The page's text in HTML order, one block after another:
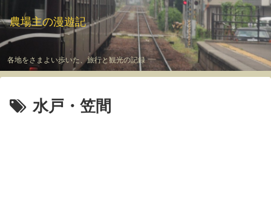
農場主の漫遊記
各地をさまよい歩いた、旅行と観光の記録
水戸・笠間